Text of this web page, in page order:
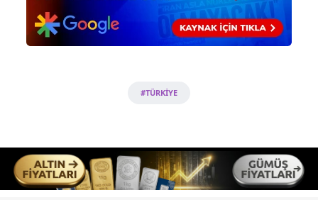
#TÜRKİYE